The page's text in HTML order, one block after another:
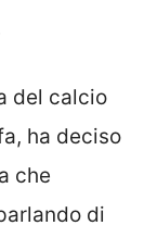
del calcio
ha deciso
che
di